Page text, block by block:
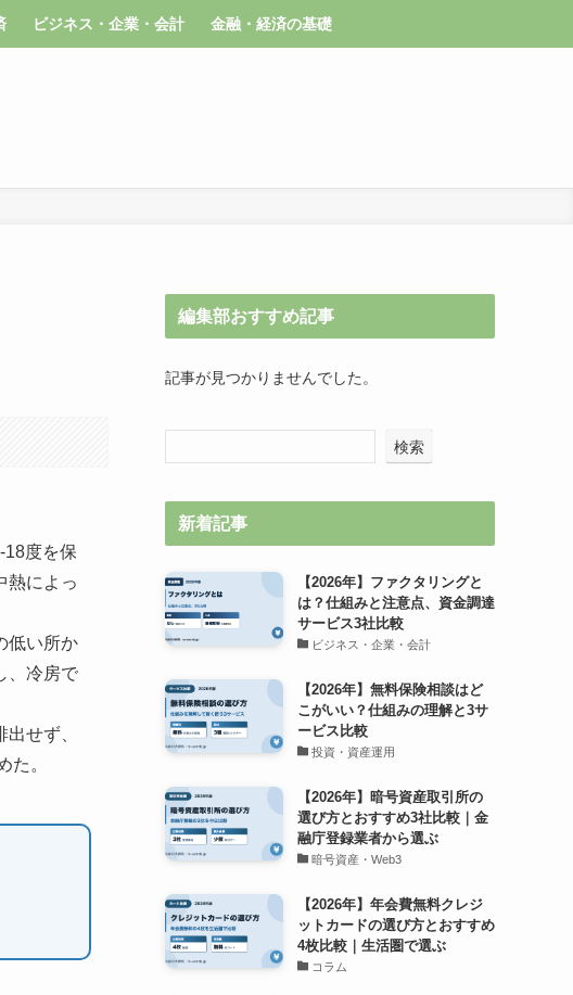
ビジネス・企業・会計 金融・経済の基礎
18度を保
熱によっ
低い所か
、冷房で
せず、
た。
編集部おすすめ記事
記事が見つかりませんでした。
検索
新着記事
【2026年】ファクタリングと
は？仕組みと注意点、資金調達
サービス3社比較
ビジネス・企業・会計
【2026年】無料保険相談はど
こがいい？仕組みの理解と3サ
ービス比較
投資・資産運用
【2026年】暗号資産取引所の
選び方とおすすめ3社比較｜金
融庁登録業者から選ぶ
暗号資産・Web3
【2026年】年会費無料クレジ
ットカードの選び方とおすすめ
4枚比較｜生活圏で選ぶ
コラム